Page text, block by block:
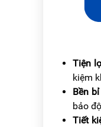
Tiện
kiệm
Bền
bảo
Tiết